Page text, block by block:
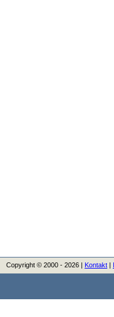
Copyright © 2000 - 2026 | Kontakt